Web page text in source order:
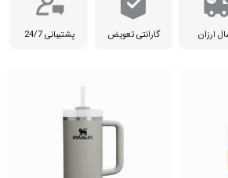
ارزان گارانتی تعویض پشتیبانی 24/7